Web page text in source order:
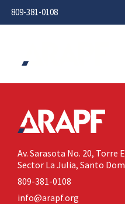
809-381-0108
Av. Sarasota No. 20, Torre
Sector La Julia, Santo
809-381-0108
info@arapf.org